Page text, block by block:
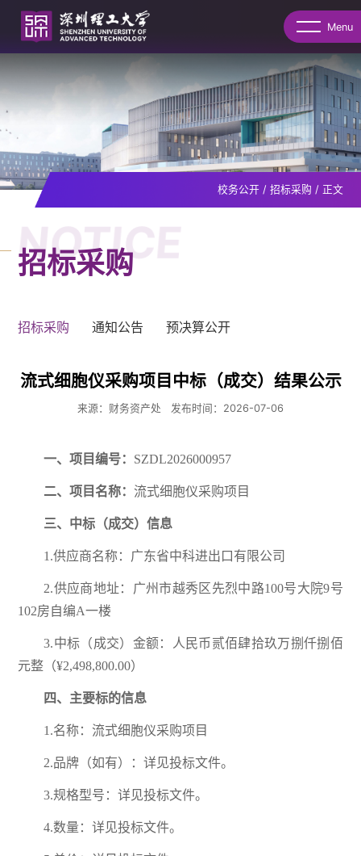
Menu
校务公开/ 招标采购 / 正文
NOTICE
招标采购
招标采购 通知公告 预决算公开
流式细胞仪采购项目中标（成交）结果公示
来源：财务资产处 发布时间：2026-07-06
一、项目编号： SZDL2026000957
二、项目名称：流式细胞仪采购项目
三、中标（成交）信息
1.供应商名称：广东省中科进出口有限公司
2.供应商地址：广州市越秀区先烈中路100号大院9号
102房自编A一楼
3.中标（成交）金额：人民币贰佰肆拾玖万捌仟捌佰
元整（¥2,498,800.00）
四、主要标的信息
1.名称：流式细胞仪采购项目
2.品牌（如有）：详见投标文件。
3.规格型号：详见投标文件。
4.数量：详见投标文件。